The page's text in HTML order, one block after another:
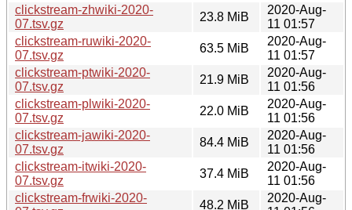
clickstream-zhwiki-2020-
07.tsv.gz
23.8 MiB
2020-Aug-
11 01:57
clickstream-ruwiki-2020-
07.tsv.gz
63.5 MiB
2020-Aug-
11 01:57
clickstream-ptwiki-2020-
07.tsv.gz
21.9 MiB
2020-Aug-
11 01:56
clickstream-plwiki-2020-
07.tsv.gz
22.0 MiB
2020-Aug-
11 01:56
clickstream-jawiki-2020-
07.tsv.gz
84.4 MiB
2020-Aug-
11 01:56
clickstream-itwiki-2020-
07.tsv.gz
37.4 MiB
2020-Aug-
11 01:56
clickstream-frwiki-2020-
48.2 MiB
2020-Aug-